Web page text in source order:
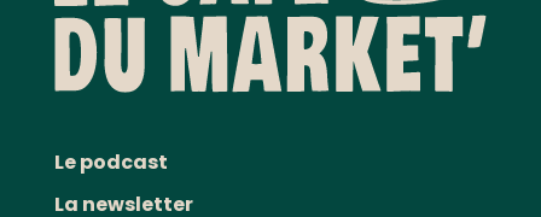
Le podcast
La newsletter